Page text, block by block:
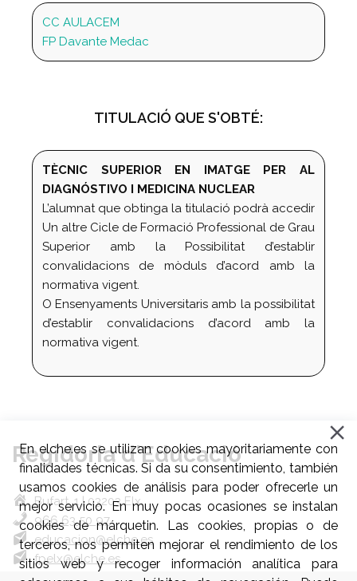
CC AULACEM
FP Davante Medac
TITULACIÓ QUE S'OBTÉ:
TÈCNIC SUPERIOR EN IMATGE PER AL
DIAGNÓSTIVO I MEDICINA NUCLEAR
L’alumnat que obtinga la titulació podrà accedir
Un altre Cicle de Formació Professional de Grau
Superior amb la Possibilitat d’establir
convalidacions de mòduls d’acord amb la
normativa vigent.
O Ensenyaments Universitaris amb la possibilitat
d’establir convalidacions d’acord amb la
normativa vigent.
Regidoria d'Educació
Bufart, 1 | 03203 Elx
966 63 50 97
educacion@elche.es
fpelx@elche.es
En elche.es se utilizan cookies mayoritariamente con
finalidades técnicas. Si da su consentimiento, también
usamos cookies de análisis para poder ofrecerle un
mejor servicio. En muy pocas ocasiones se instalan
cookies de márquetin. Las cookies, propias o de
terceros, nos permiten mejorar el rendimiento de los
sitios web y recoger información analítica para